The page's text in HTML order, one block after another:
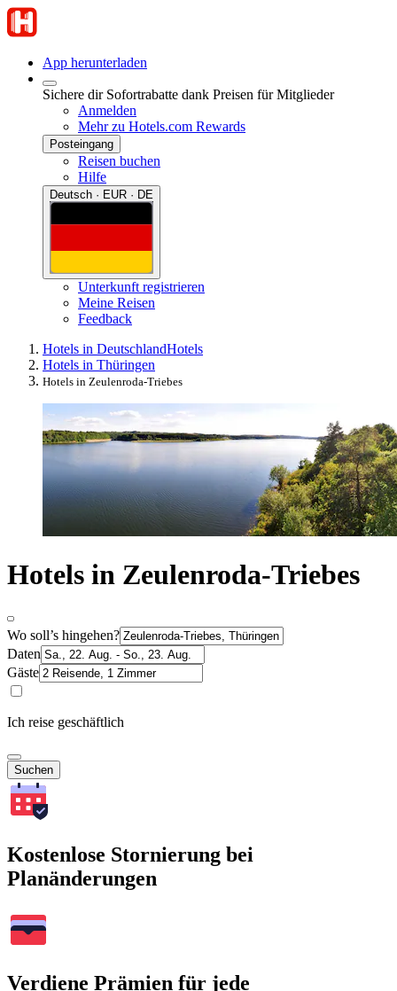
App herunterladen
Sichere dir Sofortrabatte dank Preisen für Mitglieder
Anmelden
Mehr zu Hotels.com Rewards
Posteingang
Reisen buchen
Hilfe
Deutsch · EUR · DE
Unterkunft registrieren
Meine Reisen
Feedback
Hotels in DeutschlandHotels
Hotels in Thüringen
Hotels in Zeulenroda-Triebes
Hotels in Zeulenroda-Triebes
Wo soll’s hingehen?
Daten
Gäste
Ich reise geschäftlich
Suchen
Kostenlose Stornierung bei
Planänderungen
Verdiene Prämien für jede